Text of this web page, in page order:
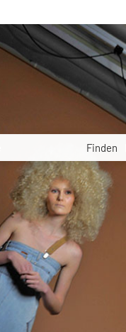
Finden